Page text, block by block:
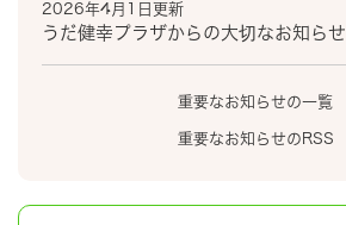
2026年4月1日更新
うだ健幸プラザからの大切なお知らせ
重要なお知らせの一覧
重要なお知らせのRSS